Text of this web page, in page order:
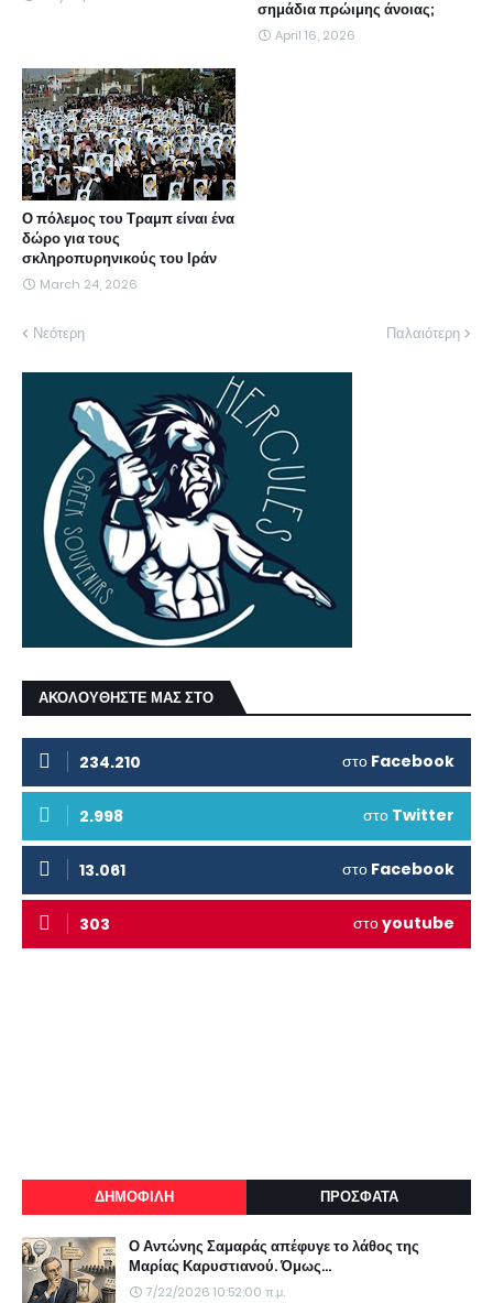
σημάδια πρώιμης άνοιας;
April 16, 2026
Ο πόλεμος του Τραμπ είναι ένα
δώρο για τους
σκληροπυρηνικούς του Ιράν
March 24, 2026
Νεότερη Παλαιότερη
ΑΚΟΛΟΥΘΗΣΤΕ ΜΑΣ ΣΤΟ
234.210 στο Facebook
2.998 στο Twitter
13.061 στο Facebook
303 στοyoutube
ΔΗΜΟΦΙΛΗ ΠΡΟΣΦΑΤΑ
Ο Αντώνης Σαμαράς απέφυγε το λάθος της
Μαρίας Καρυστιανού. Όμως...
7/22/2026 10:52:00 π.μ.